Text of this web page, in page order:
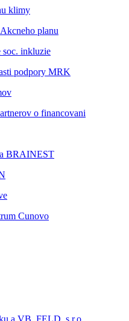
klimy
planu
soc. inkluzie
podpory MRK
o financovani
BRAINEST
Cunovo
a VB_FELD, s.r.o.